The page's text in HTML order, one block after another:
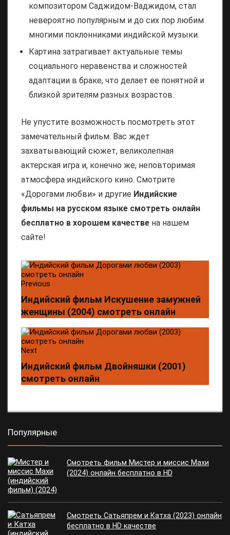
композитором Саджидом-Ваджидом, стал
невероятно популярным и до сих пор любим
многими поклонниками индийской музыки.
Картина затрагивает актуальные темы
социального неравенства и сложностей
адаптации в браке, что делает ее понятной и
близкой зрителям разных возрастов.
Не упустите возможность посмотреть этот
замечательный фильм. Вас ждет
захватывающий сюжет, великолепная
актерская игра и, конечно же, неповторимая
атмосфера индийского кино. Смотрите
«Дорогами любви» и другие Индийские
фильмы на русском языке смотреть онлайн
бесплатно в хорошем качестве на нашем
сайте!
Previous
Индийский фильм Искушение замужней
женщины (2004) смотреть онлайн
Next
Индийский фильм Двойняшки (2001)
смотреть онлайн
Популярные
Смотреть фильм Мистер и миссис Махи
(2024) онлайн бесплатно в HD
Смотреть Сатьяпрем и Катха (2023) онлайн
бесплатно в HD качестве